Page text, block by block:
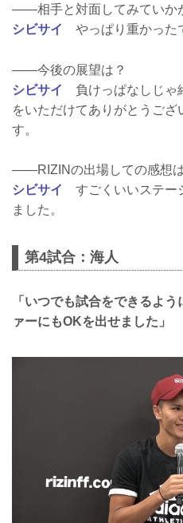
――相手と対面してみていか
シビサイ
やっぱり重かった
――今後の展望は？
シビサイ
負けっぱなしじゃ
をいただけてありがとうござ
す。
――RIZINの出場しての感想
シビサイ
すごくいいステー
ました。
第4試合：海人
「いつでも試合をできるよ
ァーにもOKを出せました」